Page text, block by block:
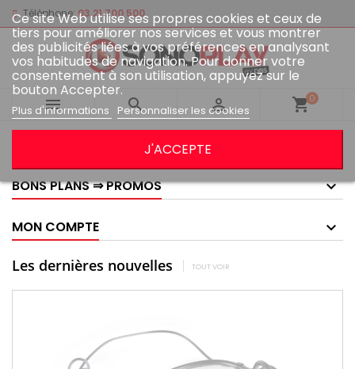
Téléphone: 03 21 700 500
Ce site Web utilise ses propres cookies et ceux de
tiers pour améliorer nos services et vous montrer
des publicités liées à vos préférences en analysant
vos habitudes de navigation. Pour donner votre
consentement à son utilisation, appuyez sur le
bouton Accepter.
Plus d'informations Personnaliser les cookies
J'ACCEPTE
   shopping_cart0
BONS PLANS ⇒ PROMOS
MON COMPTE
Les dernières nouvelles TOUT VOIR